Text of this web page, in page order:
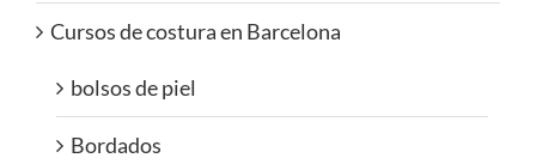
Cursos de costura en Barcelona
bolsos de piel
Bordados